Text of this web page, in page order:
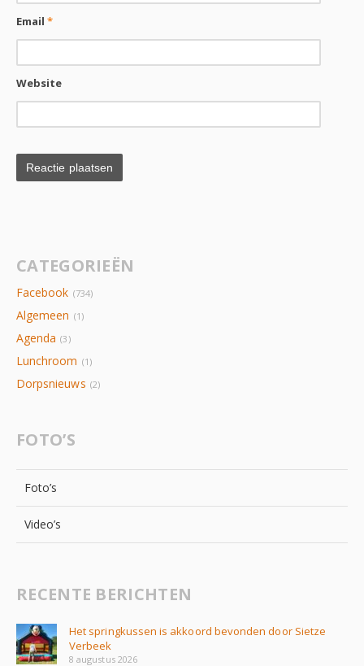
Email*
Website
CATEGORIEËN
Facebook (734)
Algemeen (1)
Agenda (3)
Lunchroom (1)
Dorpsnieuws (2)
FOTO’S
Foto’s
Video’s
RECENTE BERICHTEN
Het springkussen is akkoord bevonden door Sietze
Verbeek
8 augustus 2026